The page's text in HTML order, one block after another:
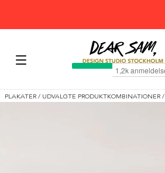
PLAKATER / UDVALGTE PRODUKTKOMBINATIONER /